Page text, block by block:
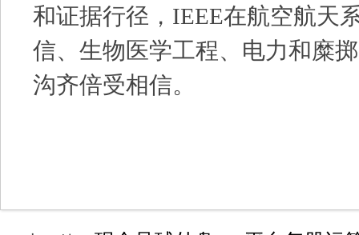
和证据行径，IEEE在航空航天
信、生物医学工程、电力和糜
沟齐倍受相信。